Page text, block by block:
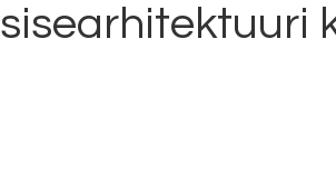
sisearhitektuuri